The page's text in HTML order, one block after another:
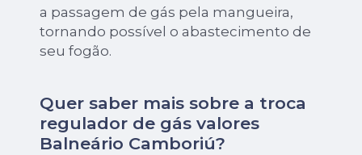
a passagem de gás pela mangueira,
tornando possível o abastecimento de
seu fogão.
Quer saber mais sobre a troca
regulador de gás valores
Balneário Camboriú?